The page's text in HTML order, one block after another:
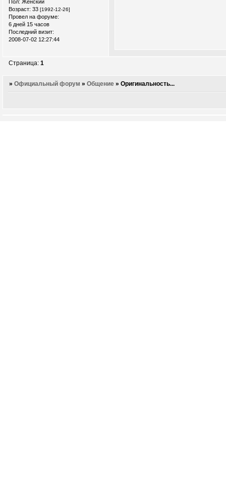
Пол: Женский
Возраст: 33 [1992-12-26]
Провел на форуме:
6 дней 15 часов
Последний визит:
2008-07-02 12:27:44
Страница:1
»Официальный форум »Общение »Оригинальность...